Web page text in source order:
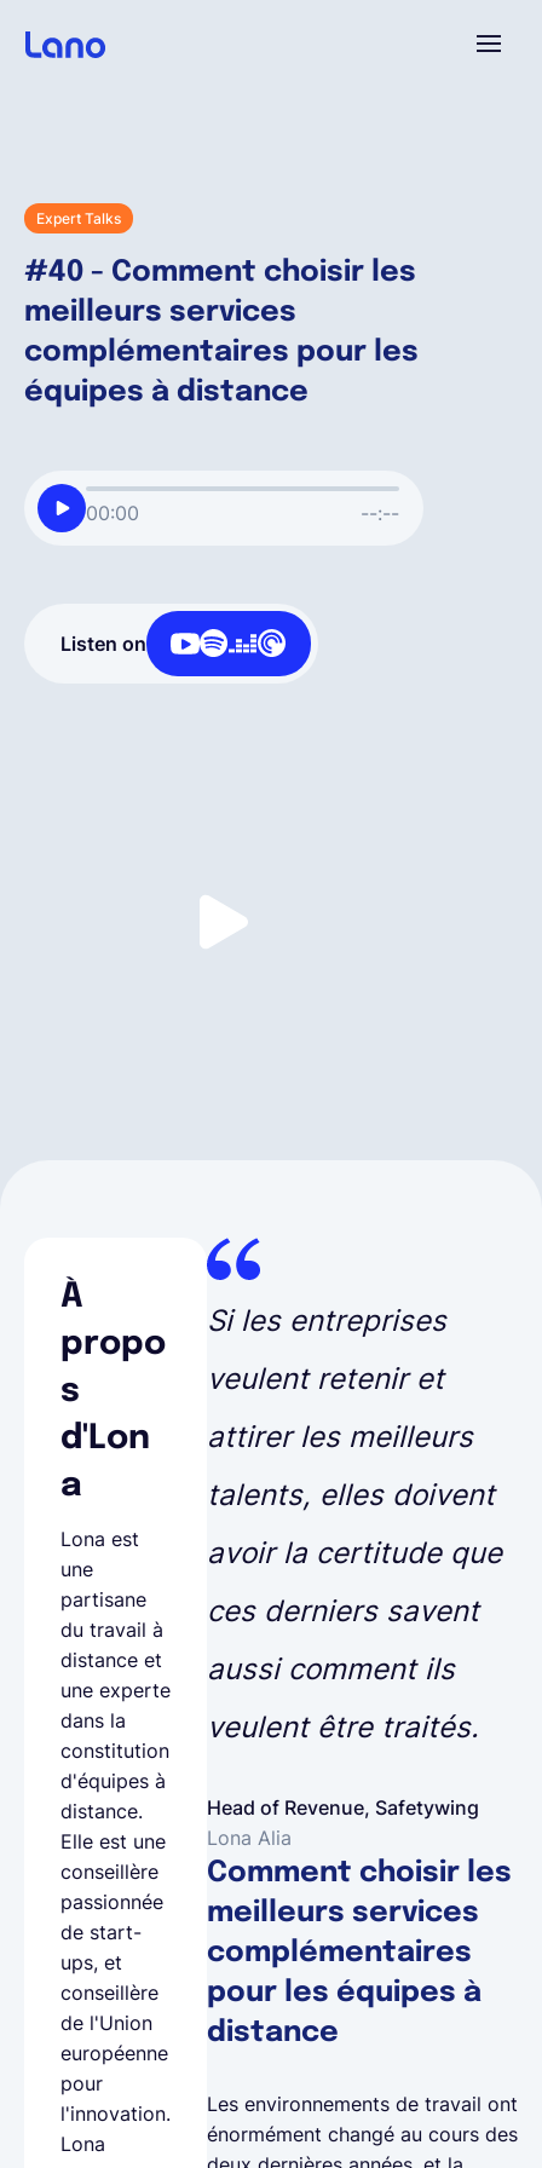
Expert Talks
#40 - Comment choisir les
meilleurs services
complémentaires pour les
équipes à distance
00:00 --:--
Listen on
À
propo
s
d'Lon
a
Lona est
une
partisane
du travail à
distance et
une experte
dans la
constitution
d'équipes à
distance.
Elle est une
conseillère
passionnée
de start-
ups, et
conseillère
de l'Union
européenne
pour
l'innovation.
Lona
Si les entreprises
veulent retenir et
attirer les meilleurs
talents, elles doivent
avoir la certitude que
ces derniers savent
aussi comment ils
veulent être traités.
Head of Revenue, Safetywing
Lona Alia
Comment choisir les
meilleurs services
complémentaires
pour les équipes à
distance
Les environnements de travail ont
énormément changé au cours des
Pourquoi Lano?
Tarifs
Ressources
Demander une démo